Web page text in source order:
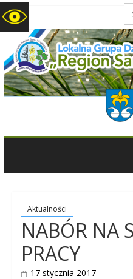
LGD
Aktualności
NABÓR NA
PRACY
17 stycznia 2017